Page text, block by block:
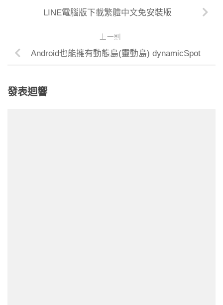
LINE電腦版下載繁體中文免安裝版
上一則
Android也能擁有動態島(靈動島) dynamicSpot
發表迴響